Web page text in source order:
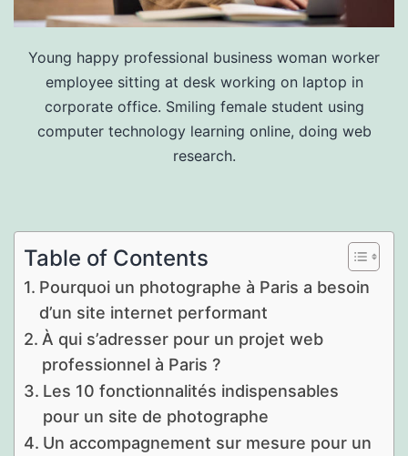
Young happy professional business woman worker
employee sitting at desk working on laptop in
corporate office. Smiling female student using
computer technology learning online, doing web
research.
Table of Contents
Pourquoi un photographe à Paris a besoin
d’un site internet performant
À qui s’adresser pour un projet web
professionnel à Paris ?
Les 10 fonctionnalités indispensables
pour un site de photographe
Un accompagnement sur mesure pour un